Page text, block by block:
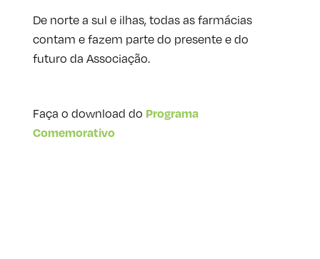
De norte a sul e ilhas, todas as farmácias
contam e fazem parte do presente e do
futuro da Associação.
Faça o download do Programa
Comemorativo